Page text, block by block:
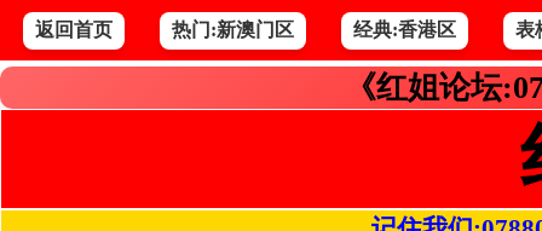
返回首页 热门:新澳门区 经典:香港区 表
《红姐论坛